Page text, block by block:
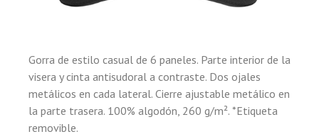
Gorra de estilo casual de 6 paneles. Parte interior de la
visera y cinta antisudoral a contraste. Dos ojales
metálicos en cada lateral. Cierre ajustable metálico en
la parte trasera. 100% algodón, 260 g/m². *Etiqueta
removible.